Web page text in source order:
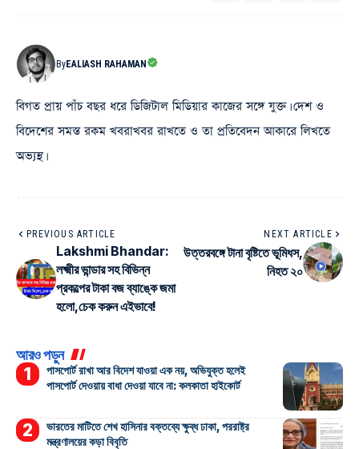
ByEALIASH RAHAMAN
বিগত প্রায় পাঁচ বছর ধরে ডিজিটাল মিডিয়ার কাজের সঙ্গে যুক্ত। দেশ ও
বিদেশের সমস্ত রকম খবরাখবর রাখতে ও তা প্রতিবেদন আকারে লিখতে
অভ্যস্থ।
PREVIOUS ARTICLE
Lakshmi Bhandar:
লক্ষ্মীর ভান্ডার সহ বিভিন্ন
প্রকল্পের টাকা বজ ব্যাঙ্কে জমা
হলো,চেক করুন এইভাবে!
NEXT ARTICLE
উত্তরবঙ্গে টানা বৃষ্টিতে ভূমিধস,
নিহত ২০
আরও পড়ুন
পাসপোর্ট রাখা আর বিদেশ যাওয়া এক নয়, অভিযুক্ত হলেই
পাসপোর্ট দেওয়ায় বাধা দেওয়া যাবে না: কলকাতা হাইকোর্ট
ভারতের মাটিতে শেখ হাসিনার বক্তব্যে ক্ষুব্ধ ঢাকা, পররাষ্ট্র
মন্ত্রণালয়ের কড়া বিবৃতি